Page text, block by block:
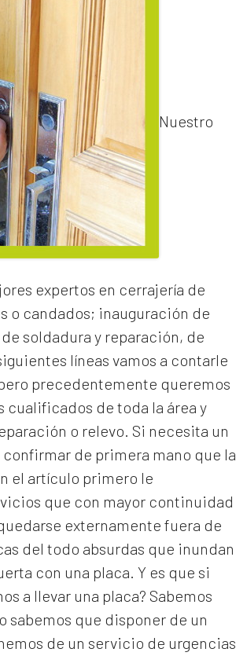
Nuestro
expertos en cerrajería de
o candados; inauguración de
soldadura y reparación, de
líneas vamos a contarle
precedentemente queremos
de toda la área y
o relevo. Si necesita un
de primera mano que la
el artículo primero le
que con mayor continuidad
externamente fuera de
del todo absurdas que inundan
con una placa. Y es que si
a llevar una placa? Sabemos
sabemos que disponer de un
de un servicio de urgencias